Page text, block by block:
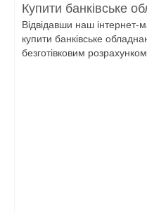
Купити банківське
Відвідавши наш інтернет-
купити банківське
безготівковим